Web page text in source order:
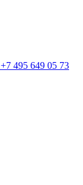
+7 495 649 05 73